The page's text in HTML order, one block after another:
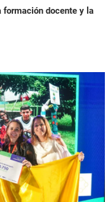
formación docente y la